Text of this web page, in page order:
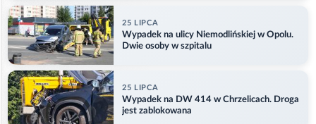
25 LIPCA
Wypadek na ulicy Niemodlińskiej w Opolu.
Dwie osoby w szpitalu
25 LIPCA
Wypadek na DW 414 w Chrzelicach. Droga
jest zablokowana